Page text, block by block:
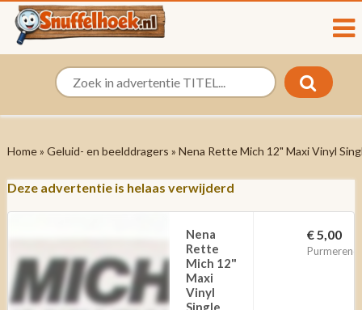
Home» Geluid- en beelddragers » Nena Rette Mich 12" Maxi Vinyl
Deze advertentie is helaas verwijderd
Nena
Rette
Mich 12"
Maxi
Vinyl
Single
€ 5,00